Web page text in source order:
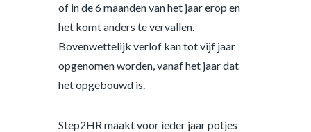
of in de 6 maanden van het jaar erop en
het komt anders te vervallen.
Bovenwettelijk verlof kan tot vijf jaar
opgenomen worden, vanaf het jaar dat
het opgebouwd is.
Step2HR maakt voor ieder jaar potjes